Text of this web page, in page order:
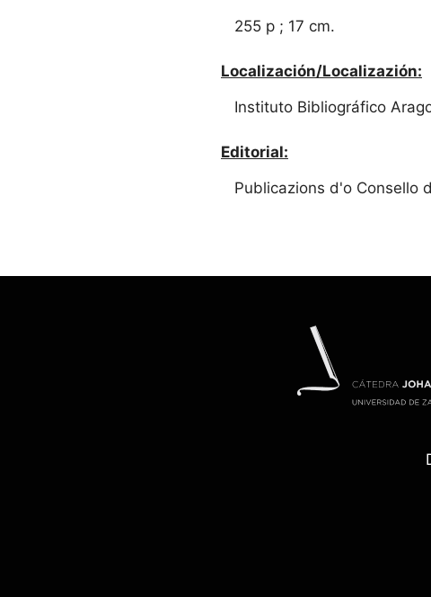
255 p ; 17 cm.
Localización/Localizazión:
Instituto Bibliográfico
Editorial:
Publicazions d'o Consello